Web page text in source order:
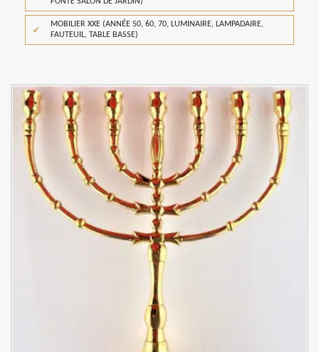
MOBILIER XXE (ANNÉE 50, 60, 70, LUMINAIRE, LAMPADAIRE,
FAUTEUIL, TABLE BASSE)